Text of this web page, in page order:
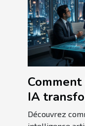
IA
pratiques
Découvrez